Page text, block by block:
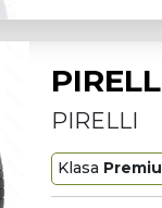
PIRELLI
Klasa